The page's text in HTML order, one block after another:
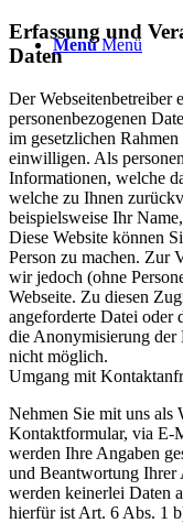
Menü Menü
Erfassung und
Daten
Der Webseitenbetreiber
personenbezogenen
im gesetzlichen
einwilligen. Als
Informationen, welche
welche zu Ihnen
beispielsweise Ihr
Diese Website können
Person zu machen. Zur
wir jedoch (ohne
Webseite. Zu diesen
angeforderte Datei oder
die Anonymisierung der
nicht möglich.
Umgang mit
Nehmen Sie mit uns als
Kontaktformular, via E-
werden Ihre Angaben
und Beantwortung Ihrer
werden keinerlei Daten
hierfür ist Art. 6 Abs. 1